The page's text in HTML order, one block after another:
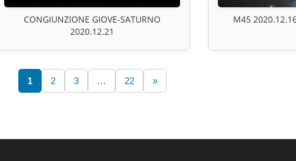
CONGIUNZIONE GIOVE-SATURNO
2020.12.21
M45
1 2 3 … 22 »